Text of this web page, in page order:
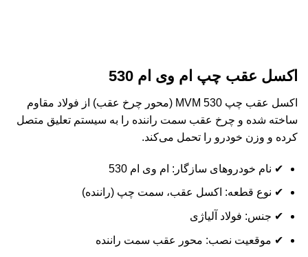
اکسل عقب چپ ام وی ام 530
اکسل عقب چپ MVM 530 (محور چرخ عقب) از فولاد مقاوم
ساخته شده و چرخ عقب سمت راننده را به سیستم تعلیق متصل
کرده و وزن خودرو را تحمل می‌کند.
✔ نام خودروهای سازگار: ام وی ام 530
✔ نوع قطعه: اکسل عقب، سمت چپ (راننده)
✔ جنس: فولاد آلیاژی
✔ موقعیت نصب: محور عقب سمت راننده